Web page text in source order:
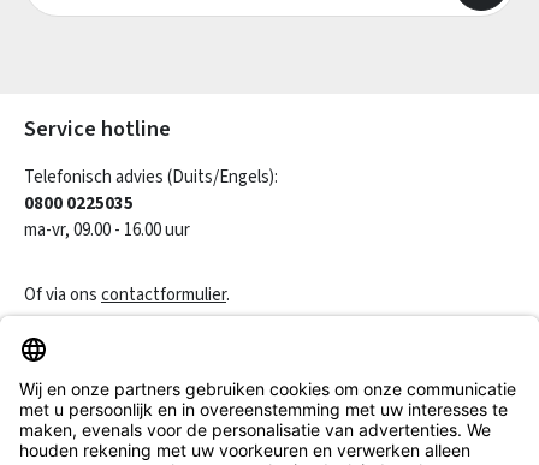
Service hotline
Telefonisch advies (Duits/Engels):
0800 0225035
ma-vr, 09.00 - 16.00 uur
Of via onscontactformulier.
Klantenservice